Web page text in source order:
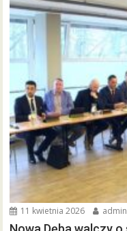
11 kwietnia 2026 admin